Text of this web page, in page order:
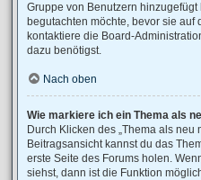
Gruppe von Benutzern
begutachten möchte, bevor sie auf
kontaktiere die Board-
dazu benötigst.
Nach oben
Wie markiere ich ein Thema als
Durch Klicken des „Thema als neu
Beitragsansicht kannst du das
erste Seite des Forums holen.
siehst, dann ist die Funktion